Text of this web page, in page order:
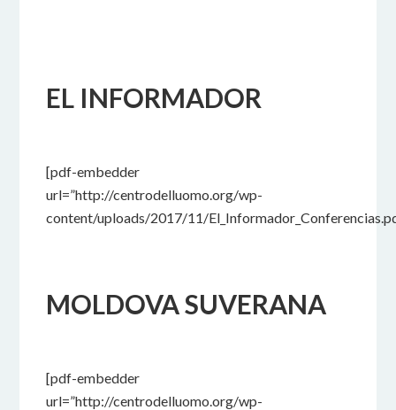
EL INFORMADOR
[pdf-embedder
url=”http://centrodelluomo.org/wp-
content/uploads/2017/11/
MOLDOVA SUVERANA
[pdf-embedder
url=”http://centrodelluomo.org/wp-